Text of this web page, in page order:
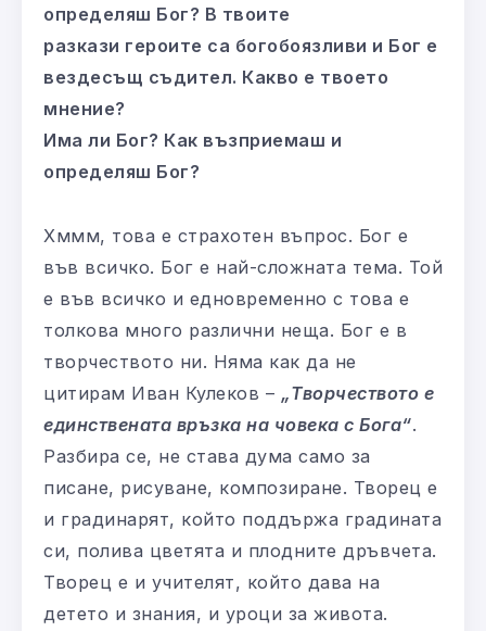
определяш Бог? В твоите
разкази героите са богобоязливи и Бог е
вездесъщ съдител. Какво е твоето
мнение?
Има ли Бог? Как възприемаш и
определяш Бог?
Хммм, това е страхотен въпрос. Бог е
във всичко. Бог е най-сложната тема. Той
е във всичко и едновременно с това е
толкова много различни неща. Бог е в
творчеството ни. Няма как да не
цитирам Иван Кулеков – „Творчеството е
единствената връзка на човека с Бога“.
Разбира се, не става дума само за
писане, рисуване, композиране. Творец е
и градинарят, който поддържа градината
си, полива цветята и плодните дръвчета.
Творец е и учителят, който дава на
детето и знания, и уроци за живота.